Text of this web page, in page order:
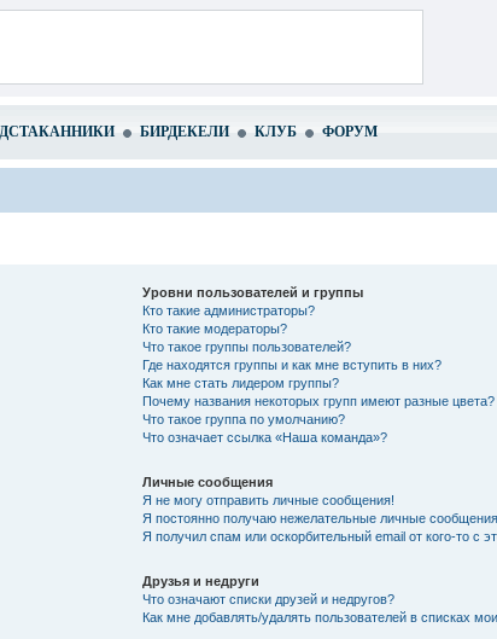
БИРДЕКЕЛИ КЛУБ ФОРУМ
Уровни пользователей и группы
Кто такие администраторы?
Кто такие модераторы?
Что такое группы пользователей?
Где находятся группы и как мне вступить в них?
Как мне стать лидером группы?
Почему названия некоторых групп имеют разные цвета?
Что такое группа по умолчанию?
Что означает ссылка «Наша команда»?
Личные сообщения
Я не могу отправить личные сообщения!
Я постоянно получаю нежелательные личные
Я получил спам или оскорбительный email от кого-то с
Друзья и недруги
Что означают списки друзей и недругов?
Как мне добавлять/удалять пользователей в списках